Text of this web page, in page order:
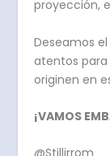
proyección,
Deseamos
atentos para
originen en
¡VAMOS